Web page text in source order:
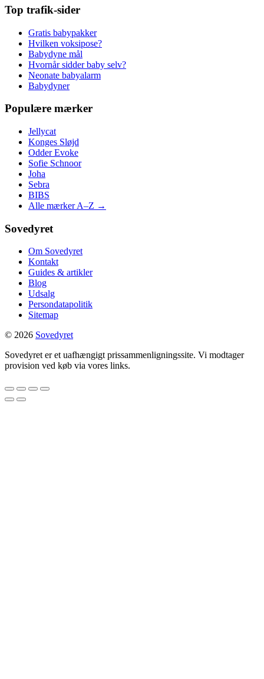
Top trafik-sider
Gratis babypakker
Hvilken voksipose?
Babydyne mål
Hvornår sidder baby selv?
Neonate babyalarm
Babydyner
Populære mærker
Jellycat
Konges Sløjd
Odder Evoke
Sofie Schnoor
Joha
Sebra
BIBS
Alle mærker A–Z →
Sovedyret
Om Sovedyret
Kontakt
Guides & artikler
Blog
Udsalg
Persondatapolitik
Sitemap
© 2026 Sovedyret
Sovedyret er et uafhængigt prissammenligningssite. Vi modtager
provision ved køb via vores links.